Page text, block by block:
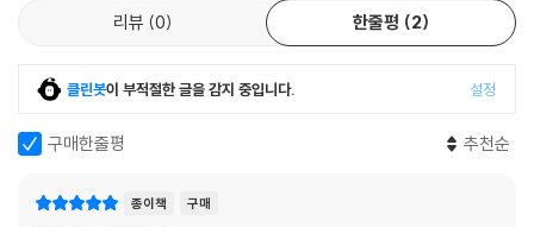
리뷰 0 한줄평 2
클린봇이 부적절한 글을 감지 중입니다. 설정
구매한줄평 추천순
종이책 구매